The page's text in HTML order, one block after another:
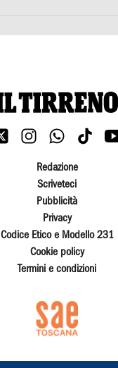
Redazione
Scriveteci
Pubblicità
Privacy
Codice Etico e Modello 231
Cookie policy
Termini e condizioni